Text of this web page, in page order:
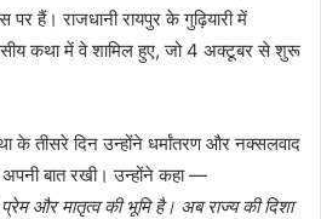
पर हैं। राजधानी रायपुर के गुढ़ियारी में
कथा में वे शामिल हुए, जो 4 अक्टूबर से शुरू
के तीसरे दिन उन्होंने धर्मांतरण और नक्सलवाद
बात रखी। उन्होंने कहा —
और मातृत्व की भूमि है। अब राज्य की दिशा